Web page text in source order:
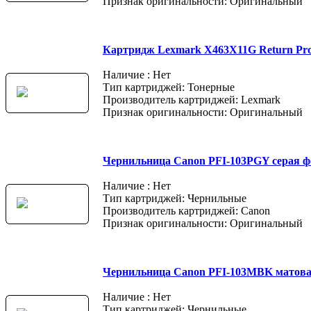
Картридж Lexmark X463X11G Return
Наличие : Нет
Тип картриджей: Тонерные
Производитель картриджей: Lexmark
Признак оригинальности: Оригинальный
Чернильница Canon PFI-103PGY серая
Наличие : Нет
Тип картриджей: Чернильные
Производитель картриджей: Canon
Признак оригинальности: Оригинальный
Чернильница Canon PFI-103MBK
Наличие : Нет